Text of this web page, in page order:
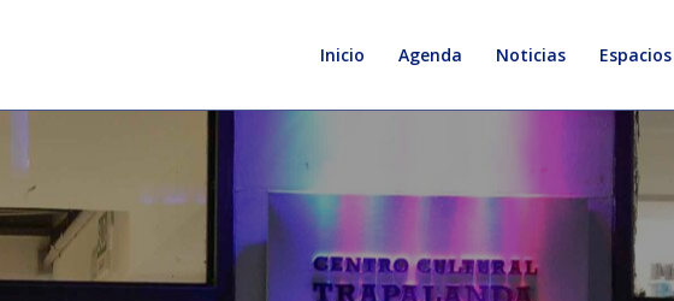
Inicio Agenda Noticias Espacios